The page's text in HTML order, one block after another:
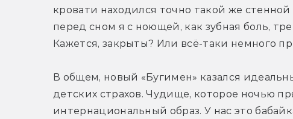
кровати находился точно такой же
перед сном я с ноющей, как зубная боль,
Кажется, закрыты? Или всё-таки немного
В общем, новый «Бугимен» казался
детских страхов. Чудище, которое ночью
интернациональный образ. У нас это